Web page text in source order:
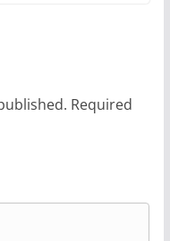
Required